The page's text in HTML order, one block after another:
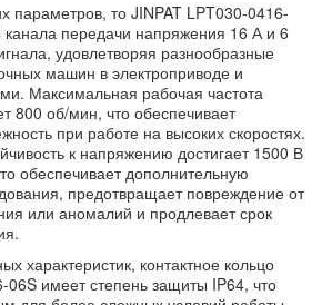
параметров, то JINPAT LPT030-0416-
передачи напряжения 16 А и 6
удовлетворяя разнообразные
машин в электроприводе и
Максимальная рабочая частота
800 об/мин, что обеспечивает
при работе на высоких скоростях.
к напряжению достигает 1500 В
обеспечивает дополнительную
предотвращает повреждение от
или аномалий и продлевает срок
характеристик, контактное кольцо
06S имеет степень защиты IP64, что